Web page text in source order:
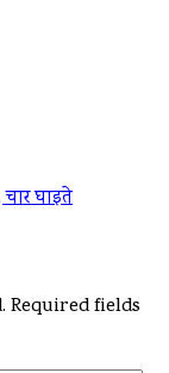
घाइते
Required fields